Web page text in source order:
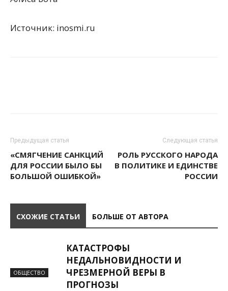
Источник: inosmi.ru
Предыдущая статья
«СМЯГЧЕНИЕ САНКЦИЙ
ДЛЯ РОССИИ БЫЛО БЫ
БОЛЬШОЙ ОШИБКОЙ»
Следующая статья
РОЛЬ РУССКОГО НАРОДА
В ПОЛИТИКЕ И ЕДИНСТВЕ
РОССИИ
СХОЖИЕ СТАТЬИ БОЛЬШЕ ОТ АВТОРА
ОБЩЕСТВО
КАТАСТРОФЫ
НЕДАЛЬНОВИДНОСТИ И
ЧРЕЗМЕРНОЙ ВЕРЫ В
ПРОГНОЗЫ